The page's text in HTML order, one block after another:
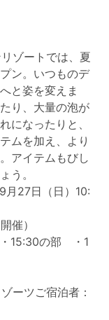
ゾートでは、夏
ン。いつものデ
と姿を変えま
り、大量の泡が
になったりと、
ムを加え、より
アイテムもびし
う。
月27日（日）10:
催）
の部 ・1
ツご宿泊者：